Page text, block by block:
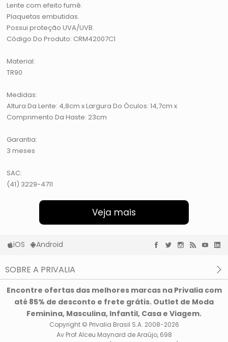
Lente com efeito fumê.
Plaquetas embutidas.
Possui proteção UVA/UVB.
Código Do Produto: CRM42007C1
Material:
TR90
Medidas:
Altura Da Lente: 4,8cm x Largura Do Óculos: 14,7cm x
Comprimento Da Haste: 23cm
Garantia:
3 meses
SAC:
(41) 3229-4711
Veja mais
iOS Android
SOBRE A PRIVALIA
Privacidade e Cookies
Condições de uso
Encontre ofertas das melhores marcas na Privalia com
até 85% de desconto e frete grátis. Outlet de Moda
Feminina, Masculina, Infantil, Casa e Viagem.
Copyright © Privalia Brasil S.A. 2008-2026
Av Prof Alceu Maynard de Araújo, 698